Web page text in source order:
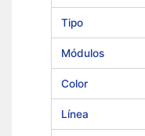
Tipo
Módulos
Color
Línea